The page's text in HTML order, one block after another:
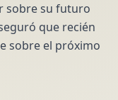
sobre su futuro
que recién
sobre el próximo